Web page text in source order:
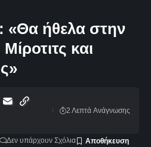
ήθελα στην
και
Δεν υπάρχουν Σχόλια
2 Λεπτά Aνάγνωσης